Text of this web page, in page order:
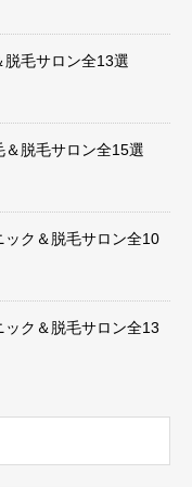
毛サロン全13選
脱毛サロン全15選
ク＆脱毛サロン全10
ク＆脱毛サロン全13